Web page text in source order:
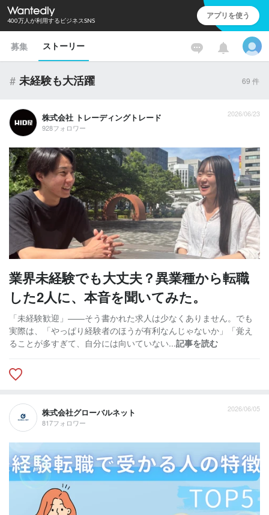
400万人が利用するビジネスSNS アプリを使う
募集 ストーリー
# 未経験も大活躍 69 件
株式会社 トレーディングトレード
928フォロワー
2026/06/23
業界未経験でも大丈夫？異業種から転職
した2人に、本音を聞いてみた。
「未経験歓迎」——そう書かれた求人は少なくありません。でも
実際は、「やっぱり経験者のほうが有利なんじゃないか」「覚え
ることが多すぎて、自分には向いていない...記事を読む
株式会社グローバルネット
817フォロワー
2026/06/05